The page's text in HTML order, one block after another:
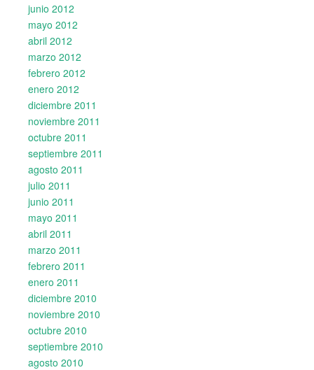
junio 2012
mayo 2012
abril 2012
marzo 2012
febrero 2012
enero 2012
diciembre 2011
noviembre 2011
octubre 2011
septiembre 2011
agosto 2011
julio 2011
junio 2011
mayo 2011
abril 2011
marzo 2011
febrero 2011
enero 2011
diciembre 2010
noviembre 2010
octubre 2010
septiembre 2010
agosto 2010